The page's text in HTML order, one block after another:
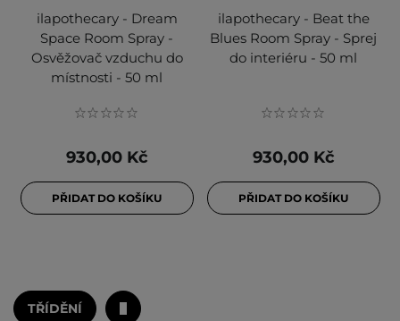
ilapothecary - Dream
Space Room Spray -
Osvěžovač vzduchu do
místnosti - 50 ml
930,00 Kč
PŘIDAT DO KOŠÍKU
ilapothecary - Beat the
Blues Room Spray - Sprej
do interiéru - 50 ml
930,00 Kč
PŘIDAT DO KOŠÍKU
TŘÍDĚNÍ